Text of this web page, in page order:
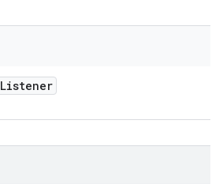
Listener